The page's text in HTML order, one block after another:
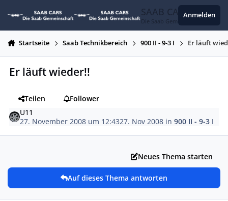
SAAB CARS
Die Saab Gemeinschaft
Anmelden
Startseite Saab Technikbereich 900 II - 9-3 I Er läuft
Er läuft wieder!!
Teilen
Follower
U11
27. November 2008 um 12:4327. Nov 2008 in900 II - 9-3 I
Neues Thema starten
Auf dieses Thema antworten